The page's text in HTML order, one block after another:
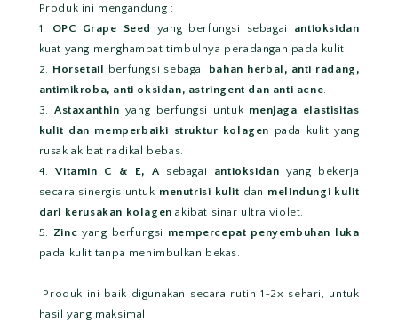
Produk ini mengandung :
1. OPC Grape Seed yang berfungsi sebagai
antioksidan
kuat yang menghambat timbulnya peradangan pada kulit.
2.
Horsetail berfungsi sebagai bahan herbal, anti radang,
antimikroba, anti oksidan, astringent dan anti acne
3.Astaxanthin yang berfungsi untuk menjaga elastisitas
kulit dan memperbaiki struktur kolagen pada kulit yang
rusak akibat radikal bebas.
4.Vitamin C & E, A sebagai antioksidan yang bekerja
secara sinergis untuk menutrisi kulit dan melindungi kulit
dari kerusakan kolagenakibat sinar ultra violet.
5. Zinc yang berfungsi mempercepat penyembuhan luka
pada kulit tanpa menimbulkan bekas.
Produk ini baik digunakan secara rutin 1~2x sehari, untuk
hasil yang maksimal.